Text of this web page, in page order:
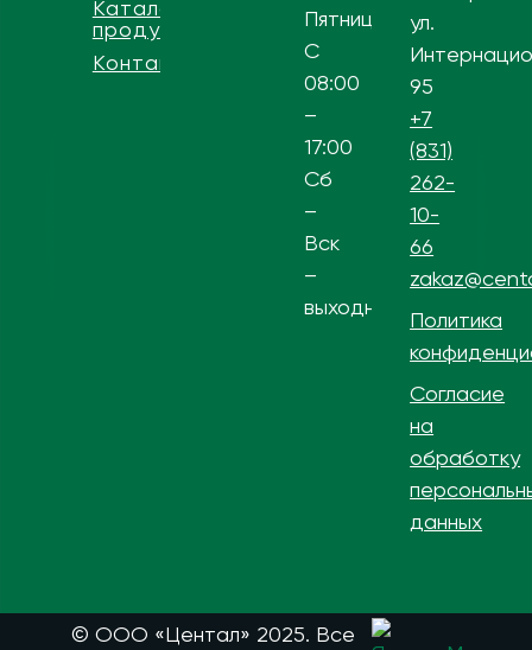
Каталог
продукции
Контакты
Пятница
С
08:00
–
17:00
Сб
–
Вск
–
выходной
ул.
95
+7
(831)
262-
10-
66
Политика
Согласие
на
обработку
данных
© ООО «Центал» 2025. Все